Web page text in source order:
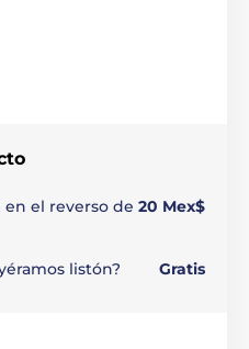
el reverso de 20 Mex$
listón? Gratis